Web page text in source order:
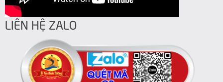
LIÊN HỆ ZALO